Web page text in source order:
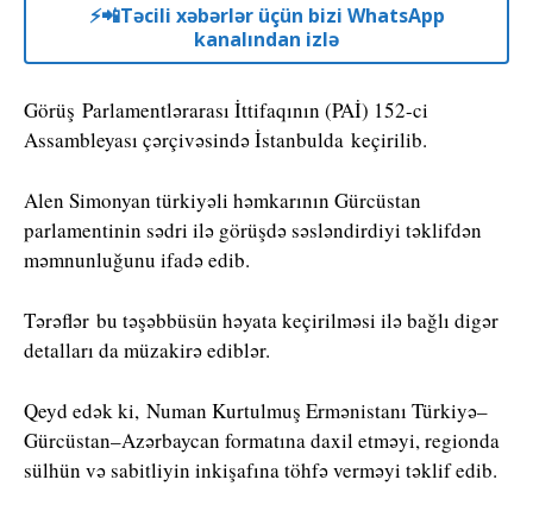
⚡️📲Təcili xəbərlər üçün bizi WhatsApp
kanalından izlə
Görüş Parlamentlərarası İttifaqının (PAİ) 152-ci
Assambleyası çərçivəsində İstanbulda keçirilib.
Alen Simonyan türkiyəli həmkarının Gürcüstan
parlamentinin sədri ilə görüşdə səsləndirdiyi təklifdən
məmnunluğunu ifadə edib.
Tərəflər bu təşəbbüsün həyata keçirilməsi ilə bağlı digər
detalları da müzakirə ediblər.
Qeyd edək ki, Numan Kurtulmuş Ermənistanı Türkiyə–
Gürcüstan–Azərbaycan formatına daxil etməyi, regionda
sülhün və sabitliyin inkişafına töhfə verməyi təklif edib.